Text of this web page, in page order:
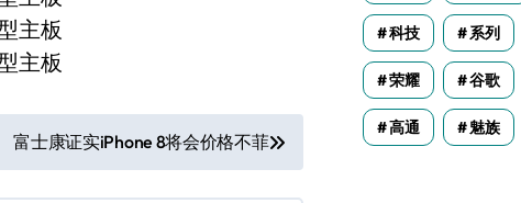
富士康证实iPhone 8将会价格不菲
科技 系列
荣耀 谷歌
高通 魅族